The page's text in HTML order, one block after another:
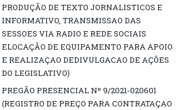
PRODUÇÃO DE TEXTO JORNALISTICOS E
INFORMATIVO, TRANSMISSAO DAS
SESSOES VIA RADIO E REDE SOCIAIS
ELOCAÇÃO DE EQUIPAMENTO PARA APOIO
E REALIZAÇAO DEDIVULGACAO DE AÇÕES
DO LEGISLATIVO)
PREGÃO PRESENCIAL Nº 9/2021-020601
(REGISTRO DE PREÇO PARA CONTRATAÇAO